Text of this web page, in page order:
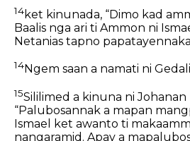
14ket kinunada, “Dimo kad
Baalis nga ari ti Ammon ni
Netanias tapno
14Ngem saan a namati ni
15Sililimed a kinuna ni Johanan
“Palubosannak a mapan
Ismael ket awanto ti
nangaramid. Apay a